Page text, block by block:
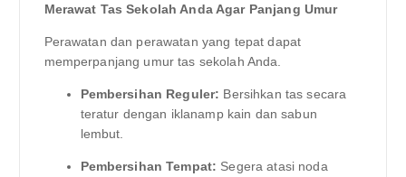
Merawat Tas Sekolah Anda Agar Panjang Umur
Perawatan dan perawatan yang tepat dapat
memperpanjang umur tas sekolah Anda.
Pembersihan Reguler: Bersihkan tas secara
teratur dengan iklanamp kain dan sabun
lembut.
Pembersihan Tempat: Segera atasi noda